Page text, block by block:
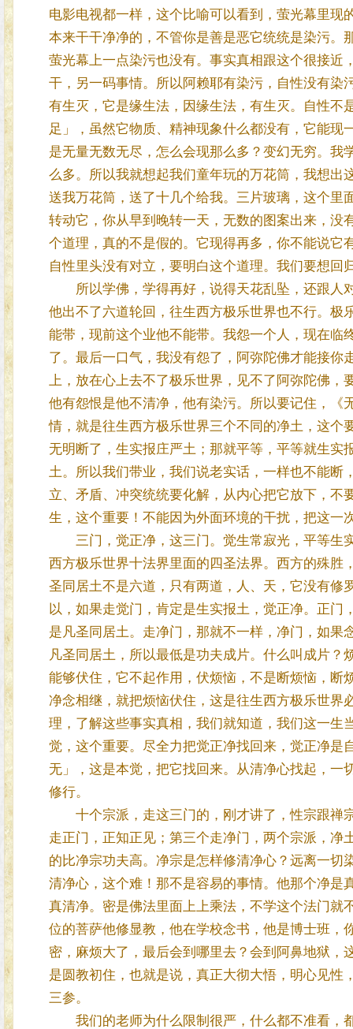
电影电视都一样，这个比喻可以看到，萤光幕里
本来干干净净的，不管你是善是恶它统统是染污。
萤光幕上一点染污也没有。事实真相跟这个很接近
干，另一码事情。所以阿赖耶有染污，自性没有染
有生灭，它是缘生法，因缘生法，有生灭。自性不
足」，虽然它物质、精神现象什么都没有，它能
是无量无数无尽，怎么会现那么多？变幻无穷。
么多。所以我就想起我们童年玩的万花筒，我想出
送我万花筒，送了十几个给我。三片玻璃，这个里
转动它，你从早到晚转一天，无数的图案出来，没
个道理，真的不是假的。它现得再多，你不能说它
自性里头没有对立，要明白这个道理。我们要想
所以学佛，学得再好，说得天花乱坠，还跟人
他出不了六道轮回，往生西方极乐世界也不行。极
能带，现前这个业他不能带。我怨一个人，现在临
了。最后一口气，我没有怨了，阿弥陀佛才能接
上，放在心上去不了极乐世界，见不了阿弥陀佛，
他有怨恨是他不清净，他有染污。所以要记住，《
情，就是往生西方极乐世界三个不同的净土，这个
无明断了，生实报庄严土；那就平等，平等就生实
土。所以我们带业，我们说老实话，一样也不能断
立、矛盾、冲突统统要化解，从内心把它放下，
生，这个重要！不能因为外面环境的干扰，把这一
三门，觉正净，这三门。觉生常寂光，平等生
西方极乐世界十法界里面的四圣法界。西方的殊胜
圣同居土不是六道，只有两道，人、天，它没有修
以，如果走觉门，肯定是生实报土，觉正净。正
是凡圣同居土。走净门，那就不一样，净门，如
凡圣同居土，所以最低是功夫成片。什么叫成片
能够伏住，它不起作用，伏烦恼，不是断烦恼，断
净念相继，就把烦恼伏住，这是往生西方极乐世界
理，了解这些事实真相，我们就知道，我们这一生
觉，这个重要。尽全力把觉正净找回来，觉正净是
无」，这是本觉，把它找回来。从清净心找起，一
修行。
十个宗派，走这三门的，刚才讲了，性宗跟禅
走正门，正知正见；第三个走净门，两个宗派，
的比净宗功夫高。净宗是怎样修清净心？远离一
清净心，这个难！那不是容易的事情。他那个净是
真清净。密是佛法里面上上乘法，不学这个法门就
位的菩萨他修显教，他在学校念书，他是博士班，
密，麻烦大了，最后会到哪里去？会到阿鼻地狱
是圆教初住，也就是说，真正大彻大悟，明心见
三参。
我们的老师为什么限制很严，什么都不准看，